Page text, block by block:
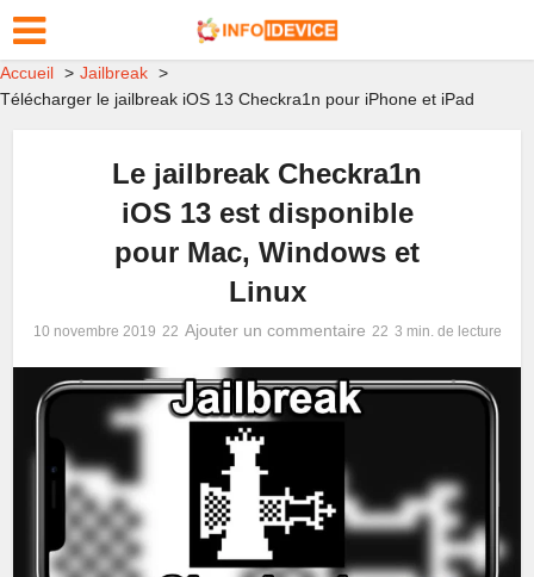
Accueil
Jailbreak
Télécharger le jailbreak iOS 13 Checkra1n pour iPhone et iPad
Le jailbreak Checkra1n
iOS 13 est disponible
pour Mac, Windows et
Linux
10 novembre 2019 Ajouter un commentaire 3 min. de lecture